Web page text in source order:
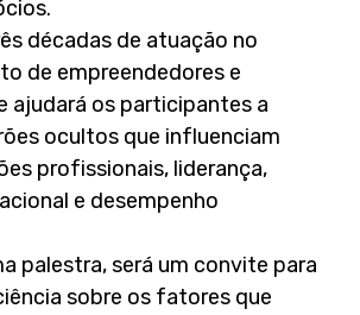
décadas de atuação no
de empreendedores e
ajudará os participantes a
ocultos que influenciam
profissionais, liderança,
e desempenho
palestra, será um convite para
sobre os fatores que